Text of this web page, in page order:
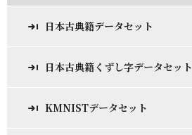
日本古典籍データセット
日本古典籍くずし字データセット
KMNISTデータセット